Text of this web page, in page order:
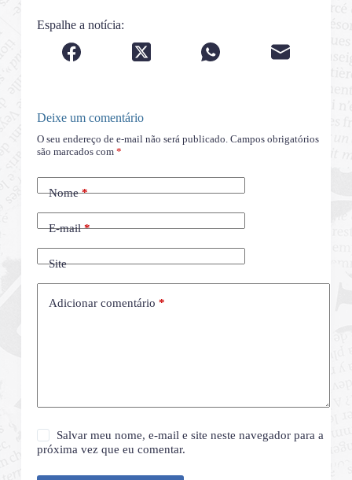
Espalhe a notícia:
Deixe um comentário
O seu endereço de e-mail não será publicado. Campos obrigatórios
são marcados com *
Nome*
E-mail*
Site
Adicionar comentário *
Salvar meu nome, e-mail e site neste navegador para a
próxima vez que eu comentar.